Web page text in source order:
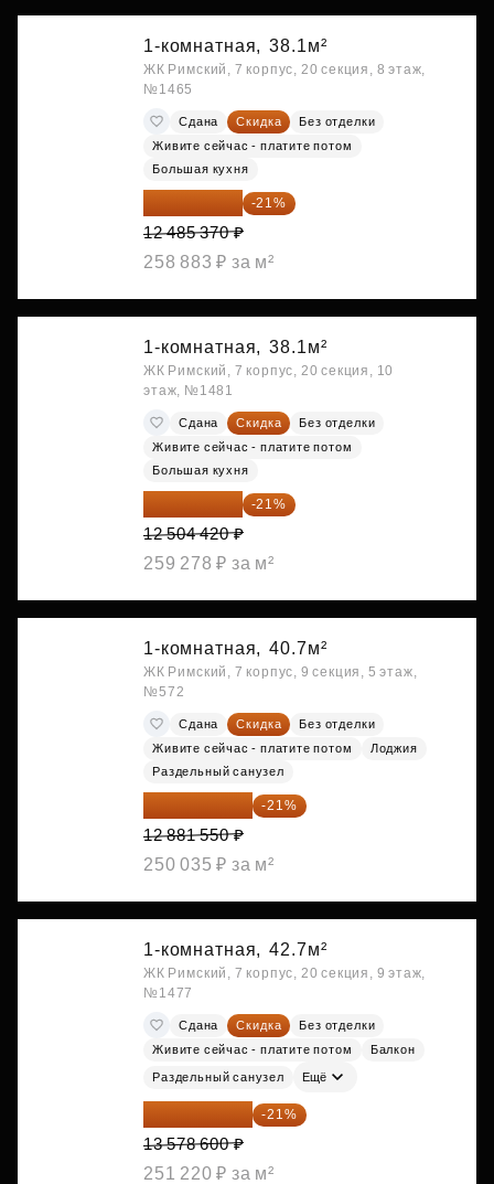
1-комнатная, 38.1м²
ЖК Римский, 7 корпус, 20 секция, 8 этаж,
№1465
Сдана Скидка
Без отделки
Живите сейчас - платите потом
Большая кухня
-21%
12 485 370 ₽
258 883 ₽ за м²
1-комнатная, 38.1м²
ЖК Римский, 7 корпус, 20 секция, 10
этаж, №1481
Сдана Скидка
Без отделки
Живите сейчас - платите потом
Большая кухня
-21%
12 504 420 ₽
259 278 ₽ за м²
1-комнатная, 40.7м²
ЖК Римский, 7 корпус, 9 секция, 5 этаж,
№572
Сдана Скидка
Без отделки
Живите сейчас - платите потом
Лоджия
Раздельный санузел
10 176 425 ₽ -21%
12 881 550 ₽
250 035 ₽ за м²
1-комнатная, 42.7м²
ЖК Римский, 7 корпус, 20 секция, 9 этаж,
№1477
Сдана Скидка
Без отделки
Живите сейчас - платите потом
Балкон
Раздельный санузел Ещё
10 727 094 ₽ -21%
13 578 600 ₽
251 220 ₽ за м²